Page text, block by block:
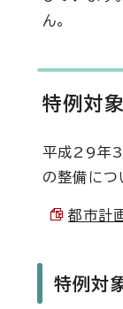
ん。
特例対
平成29年3
の整備につ
都市計
特例対